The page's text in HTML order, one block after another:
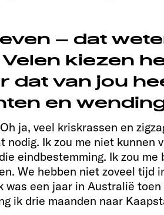
– dat
kiezen
dat van jou
en
Oh ja, veel kriskrassen en
nodig. Ik zou me niet kunnen
eindbestemming. Ik zou
We hebben niet zoveel tijd
was een jaar in Australië
ik drie maanden naar